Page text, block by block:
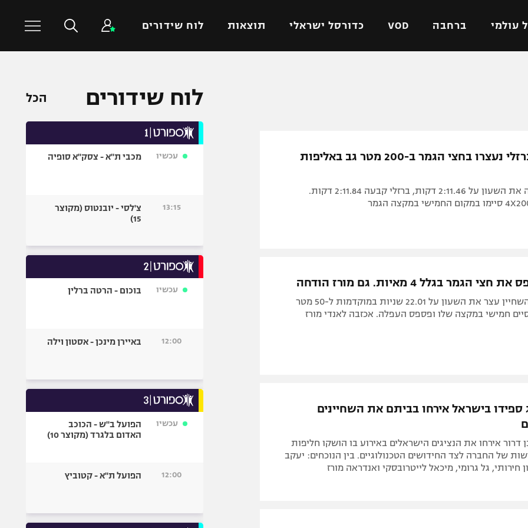
עולמי ברחבה VOD כדורסל ישראלי תוצאות לוח שידורים
ישראל
באר שבע
ליגה איטלקית
ליגות נוספות
כדורסל עולמי
כדורעף
ספורט אולימפי
היאבקות WWE
ספורט מוטורי
בייסבול MLB
גיימינג E-Sports
גורבנקו וברזלי נעצרו בחצי הגמר ב-200 מטר גב באליפות
גורבנקו עצרה את השעון על 2:11.46 דקות, ברזלי קבעה 2:11.84 דקות.
הגמר בגלל 4 מאיות. גם מורז הודחה
כל כך קרוב: השחיין עצר את השעון על 22.01 שניות במוקדמות ל-50 מטר
חמישי במקצה שלו ופספס העפלה. אכזבה לאנדי מורז
ספידו בישראל אירחו בביתם את השחיינים
דרור אירחו את הנציגים הישראלים באירוע בו הושקו חליפות
של החברה לצד החידושים הטכנולוגיים. בין הנוכחים: יעקב
חירותי, גל גרומי, מיכאל לייטרובסקי ואנדראה מורז
לוח שידורים הכל
עכשיו מכבי ת"א - צסק"א סופיה
13:15
צ'לסי - יובנטוס (מקוצר
15)
עכשיו בוכום - הרטה ברלין
12:00 באיירן מינכן - אסטון וילה
עכשיו
הפועל ב"ש - הכוכב
האדום בלגרד (מקוצר 10)
12:00 הפועל ת"א - קטוביץ